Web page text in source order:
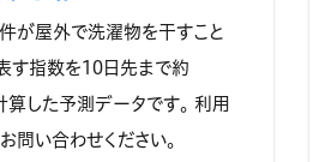
が屋外で洗濯物を干すこと
す指数を10日先まで約
した予測データです。 利用
問い合わせください。